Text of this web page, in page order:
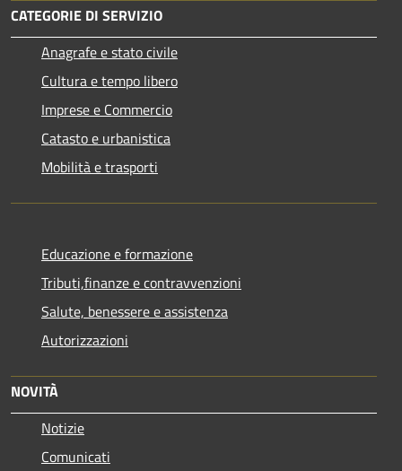
CATEGORIE DI SERVIZIO
Anagrafe e stato civile
Cultura e tempo libero
Imprese e Commercio
Catasto e urbanistica
Mobilità e trasporti
Educazione e formazione
Tributi,finanze e contravvenzioni
Salute, benessere e assistenza
Autorizzazioni
NOVITÀ
Notizie
Comunicati